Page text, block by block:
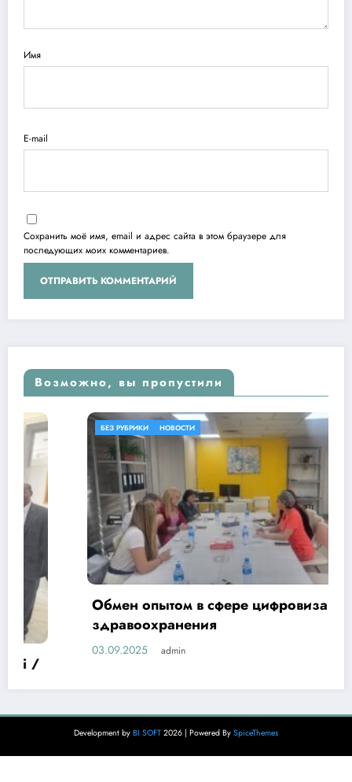
Имя
E-mail
Сохранить моё имя, email и адрес сайта в этом браузере для
последующих моих комментариев.
Возможно, вы пропустили
НОВОСТИ
Обмен опытом в сфере цифровизации
здравоохранения
admin
Development by BI SOFT 2026 | Powered By SpiceThemes